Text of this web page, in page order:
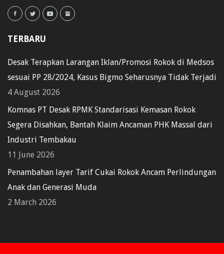
TERBARU
Desak Terapkan Larangan Iklan/Promosi Rokok di Medsos
sesuai PP 28/2024, Kasus Bigmo Seharusnya Tidak Terjadi
4 August 2026
Komnas PT Desak RPMK Standarisasi Kemasan Rokok
Segera Disahkan, Bantah Klaim Ancaman PHK Massal dari
Industri Tembakau
11 June 2026
Penambahan layer Tarif Cukai Rokok Ancam Perlindungan
Anak dan Generasi Muda
2 March 2026